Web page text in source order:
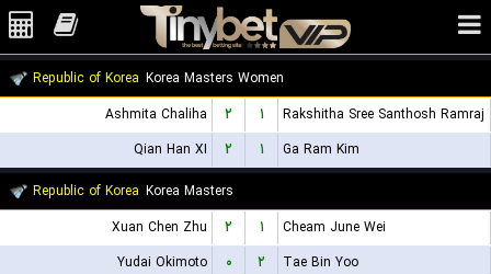
Republic of Korea Korea Masters Women
Ashmita Chaliha
۲ ۱
Rakshitha Sree Santhosh Ramraj
Qian Han XI
۲ ۱
Ga Ram Kim
Republic of Korea Korea Masters
Xuan Chen Zhu
۲ ۱
Cheam June Wei
Yudai Okimoto
۰ ۲
Tae Bin Yoo